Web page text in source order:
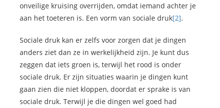
onveilige kruising overrijden, omdat iemand achter je
aan het toeteren is. Een vorm van sociale druk[2].
Sociale druk kan er zelfs voor zorgen dat je dingen
anders ziet dan ze in werkelijkheid zijn. Je kunt dus
zeggen dat iets groen is, terwijl het rood is onder
sociale druk. Er zijn situaties waarin je dingen kunt
gaan zien die niet kloppen, doordat er sprake is van
sociale druk. Terwijl je die dingen wel goed had